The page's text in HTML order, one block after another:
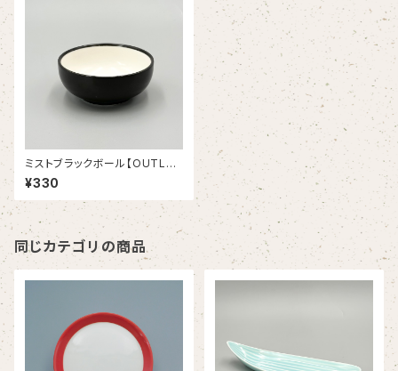
ミストブラックボール【OUTLE
T】
¥330
同じカテゴリの商品